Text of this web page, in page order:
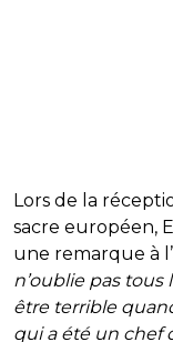
Lors de la
sacre européen,
une remarque à
n’oublie pas
être terrible
qui a été un chef